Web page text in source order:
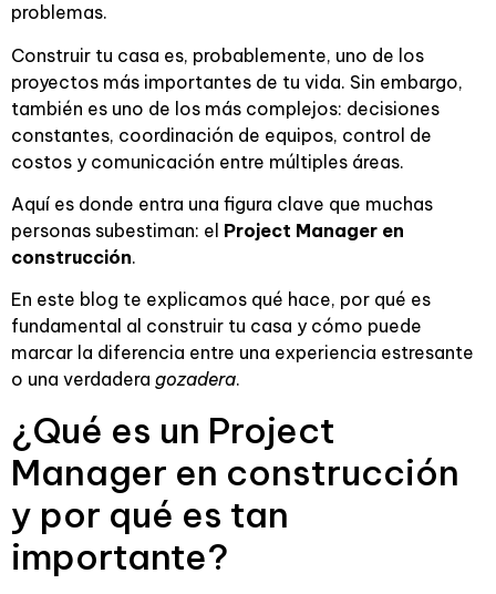
problemas.
Construir tu casa es, probablemente, uno de los
proyectos más importantes de tu vida. Sin embargo,
también es uno de los más complejos: decisiones
constantes, coordinación de equipos, control de
costos y comunicación entre múltiples áreas.
Aquí es donde entra una figura clave que muchas
personas subestiman: el Project Manager en
construcción.
En este blog te explicamos qué hace, por qué es
fundamental al construir tu casa y cómo puede
marcar la diferencia entre una experiencia estresante
o una verdadera gozadera.
¿Qué es un Project
Manager en construcción
y por qué es tan
importante?